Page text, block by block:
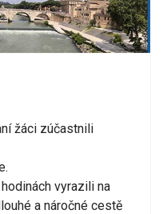
žáci zúčastnili
vyrazili na
a náročné cestě